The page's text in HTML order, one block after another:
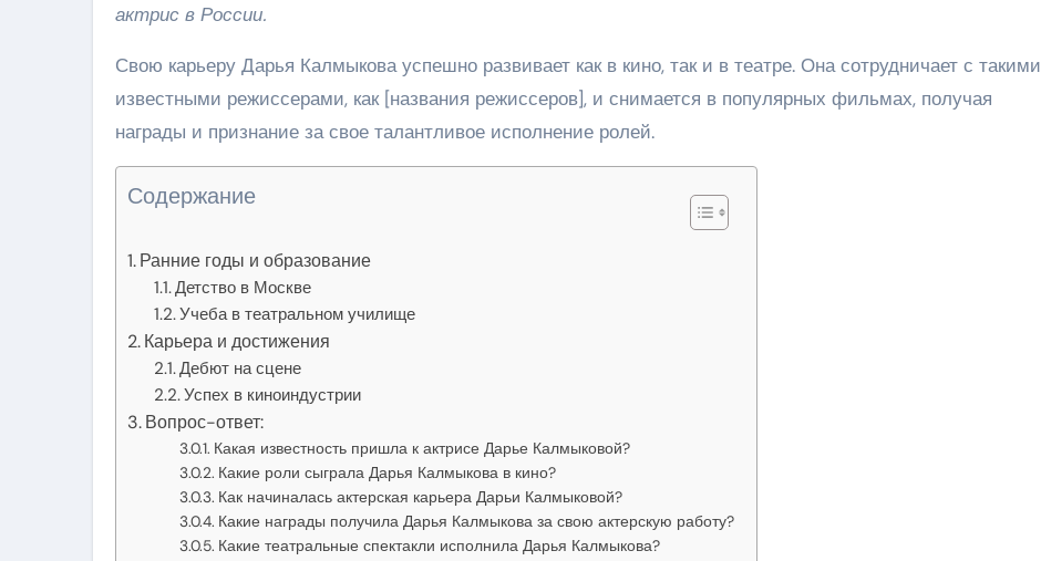
актрис в России.
Свою карьеру Дарья Калмыкова успешно развивает как в кино, так и в театре. Она сотрудничает с такими
известными режиссерами, как [названия режиссеров], и снимается в популярных фильмах, получая
награды и признание за свое талантливое исполнение ролей.
Содержание
Ранние годы и образование
Детство в Москве
Учеба в театральном училище
Карьера и достижения
Дебют на сцене
Успех в киноиндустрии
Вопрос-ответ:
Какая известность пришла к актрисе Дарье Калмыковой?
Какие роли сыграла Дарья Калмыкова в кино?
Как начиналась актерская карьера Дарьи Калмыковой?
Какие награды получила Дарья Калмыкова за свою актерскую работу?
Какие театральные спектакли исполнила Дарья Калмыкова?